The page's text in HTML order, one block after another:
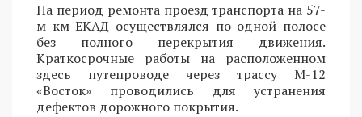
На период ремонта проезд транспорта на 57-
м км ЕКАД осуществлялся по одной полосе
без полного перекрытия движения.
Краткосрочные работы на расположенном
здесь путепроводе через трассу М-12
«Восток» проводились для устранения
дефектов дорожного покрытия.